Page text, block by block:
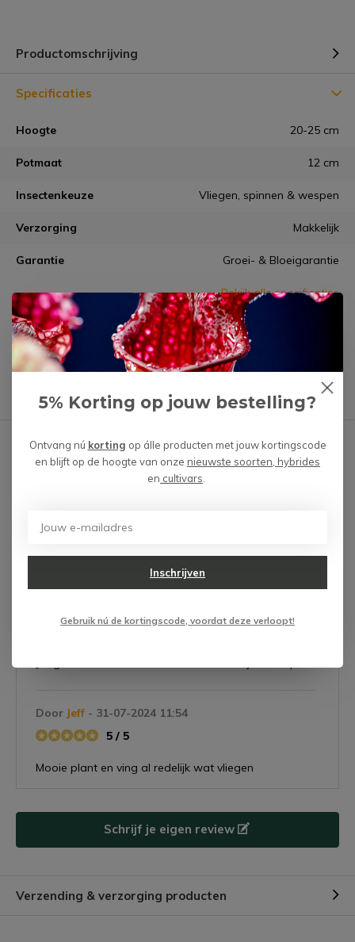
Productomschrijving
Specificaties
Hoogte 20-25 cm
Potmaat 12 cm
Insectenkeuze Vliegen, spinnen & wespen
Verzorging Makkelijk
Garantie Groei- & Bloeigarantie
Bekijk alle specificaties
Heb je een vraag over dit product?
We helpen je graag met het vinden van het juiste product.
Verstuur mail Reviews
Gebruikers beoordelingen
DoorIke- 22-08-2024 13:23
produceert prachtige bekers! Ik heb intussen al een
Door Jeff - 31-07-2024 11:54
5 / 5
Mooie plant en ving al redelijk wat vliegen
Schrijf je eigen review
Verzending & verzorging producten
5% Korting op jouw bestelling?
Ontvang nú korting op álle producten met jouw kortingscode
en blijft op de hoogte van onze nieuwste soorten, hybrides
en cultivars
Inschrijven
Gebruik nú de kortingscode, voordat deze verloopt!